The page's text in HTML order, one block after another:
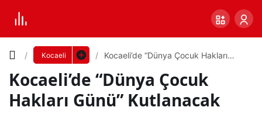
Kocaeli
Kocaeli’de “Dünya Çocuk Hakları
Kocaeli’de “Dünya Çocuk
Hakları Günü” Kutlanacak
Yazı
Boyutunu